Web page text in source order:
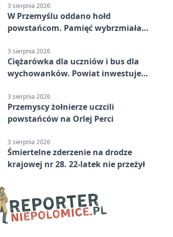
3 sierpnia 2026
W Przemyślu oddano hołd
powstańcom. Pamięć wybrzmiała
3 sierpnia 2026
Ciężarówka dla uczniów i bus dla
wychowanków. Powiat inwestuje
3 sierpnia 2026
Przemyscy żołnierze uczcili
powstańców na Orlej Perci
3 sierpnia 2026
Śmiertelne zderzenie na drodze
krajowej nr 28. 22-latek nie przeżył